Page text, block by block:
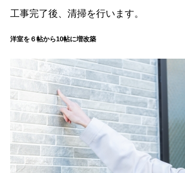
工事完了後、清掃を行います。
洋室を６帖から10帖に増改築